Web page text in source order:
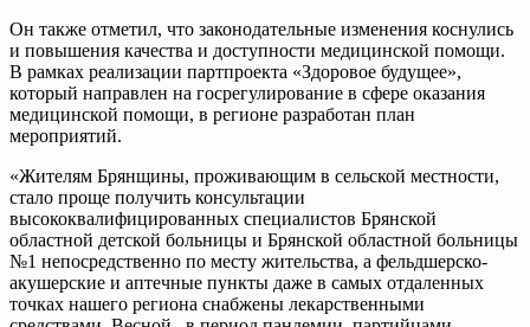
Он также отметил, что законодательные изменения коснулись
и повышения качества и доступности медицинской помощи.
В рамках реализации партпроекта «Здоровое будущее»,
который направлен на госрегулирование в сфере оказания
медицинской помощи, в регионе разработан план
мероприятий.
«Жителям Брянщины, проживающим в сельской местности,
стало проще получить консультации
высококвалифицированных специалистов Брянской
областной детской больницы и Брянской областной больницы
№1 непосредственно по месту жительства, а фельдшерско-
акушерские и аптечные пункты даже в самых отдаленных
точках нашего региона снабжены лекарственными